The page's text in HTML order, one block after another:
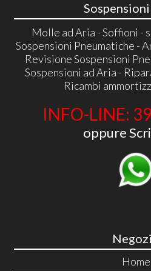
Molle ad Aria - Soffioni -
Sospensioni Pneumatiche -
Revisione Sospensioni
Sospensioni ad Aria -
Ricambi
INFO-LINE:
oppure
Home